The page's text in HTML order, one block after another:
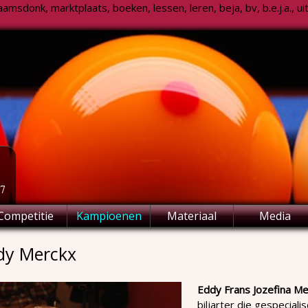
marktplaats, boeken, lessen, leren, beja, bv, b.e.j.a.,
Kampioenen Materiaal Media
Merckx
Eddy Frans Jozefina
biljarter die